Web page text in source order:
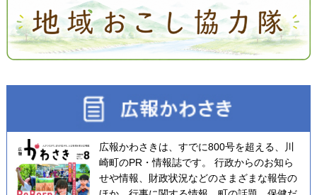
広報かわさきは、すでに800号を超える、川
崎町のPR・情報誌です。 行政からのお知ら
せや情報、財政状況などのさまざまな報告の